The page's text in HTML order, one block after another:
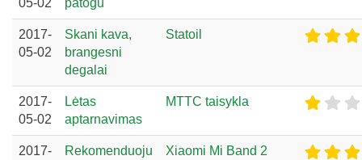
2017-
05-02
Skani kava,
brangesni
degalai
Statoil
2017-
05-02
Lėtas
aptarnavimas
MTTC taisykla
2017-
Rekomenduoju Xiaomi Mi Band 2